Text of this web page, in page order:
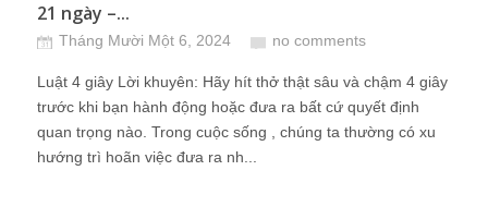
21 ngày –...
Tháng Mười Một 6, 2024 no comments
Luật 4 giây Lời khuyên: Hãy hít thở thật sâu và chậm 4 giây
trước khi bạn hành động hoặc đưa ra bất cứ quyết định
quan trọng nào. Trong cuộc sống , chúng ta thường có xu
hướng trì hoãn việc đưa ra nh...